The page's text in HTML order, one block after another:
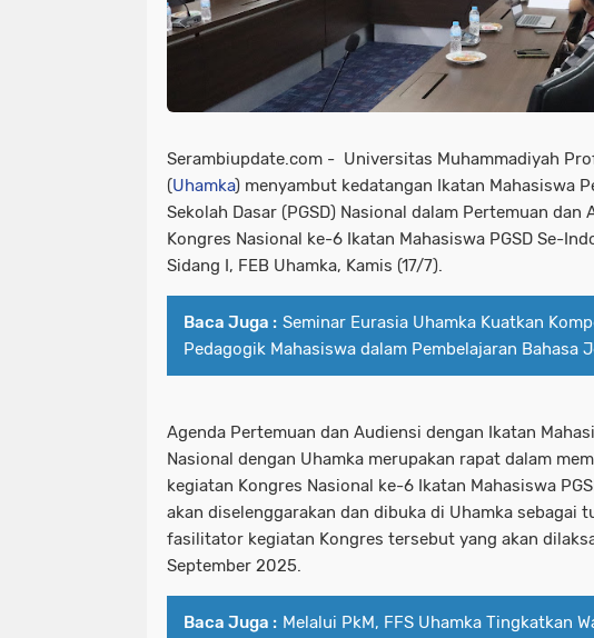
Serambiupdate.com - Universitas Muhammadiyah
(Uhamka) menyambut kedatangan Ikatan Mahasiswa
Sekolah Dasar (PGSD) Nasional dalam Pertemuan dan
Kongres Nasional ke-6 Ikatan Mahasiswa PGSD Se-
Sidang I, FEB Uhamka, Kamis (17/7).
Baca Juga : Seminar Eurasia Uhamka Kuatkan
Pedagogik Mahasiswa dalam Pembelajaran Bahasa
Agenda Pertemuan dan Audiensi dengan Ikatan
Nasional dengan Uhamka merupakan rapat dalam
kegiatan Kongres Nasional ke-6 Ikatan Mahasiswa
akan diselenggarakan dan dibuka di Uhamka sebagai
fasilitator kegiatan Kongres tersebut yang akan
September 2025.
Baca Juga : Melalui PkM, FFS Uhamka Tingkatkan